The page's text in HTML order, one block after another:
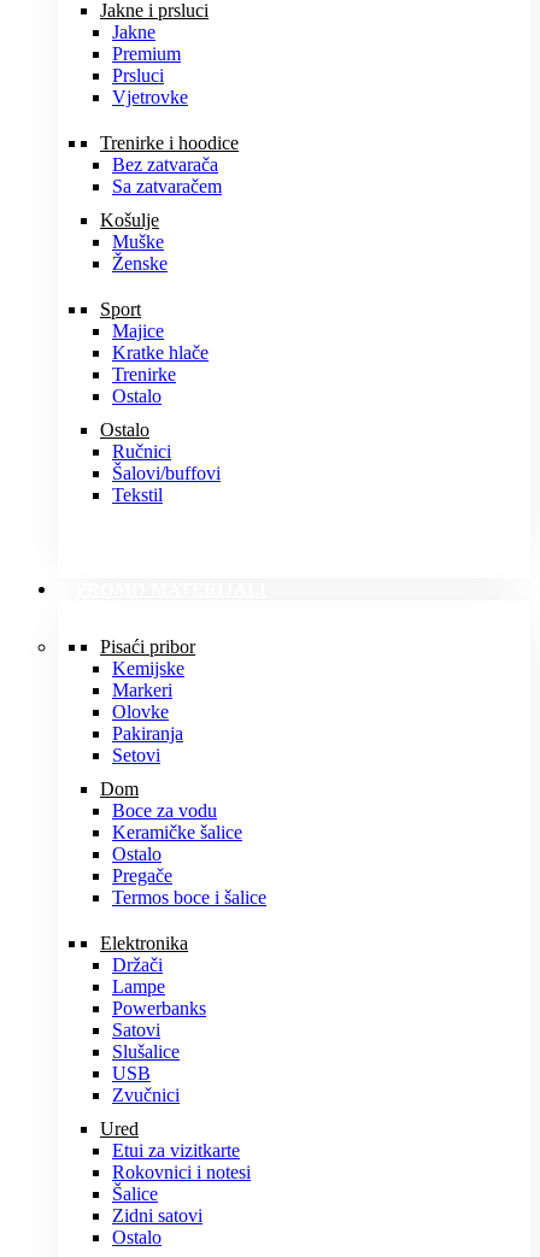
Jakne i prsluci
Jakne
Premium
Prsluci
Vjetrovke
Trenirke i hoodice
Bez zatvarača
Sa zatvaračem
Košulje
Muške
Ženske
Sport
Majice
Kratke hlače
Trenirke
Ostalo
Ostalo
Ručnici
Šalovi/buffovi
Tekstil
Pisaći pribor
Kemijske
Markeri
Olovke
Pakiranja
Setovi
Dom
Boce za vodu
Keramičke šalice
Ostalo
Pregače
Termos boce i šalice
Elektronika
Držači
Lampe
Powerbanks
Satovi
Slušalice
USB
Zvučnici
Ured
Etui za vizitkarte
Rokovnici i notesi
Šalice
Zidni satovi
Ostalo